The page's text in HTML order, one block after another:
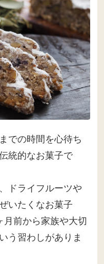
での時間を心待ち
統的なお菓子で
ドライフルーツや
いたくなお菓子
前から家族や大切
う習わしがありま